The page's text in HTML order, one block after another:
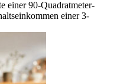
einer 90-Quadratmeter-
einer 3-